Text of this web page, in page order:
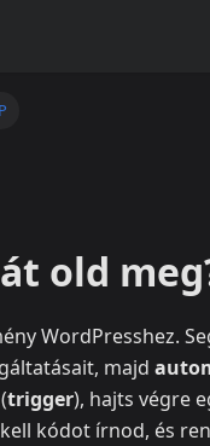
old
WordPresshez.
majd
trigger), hajts végre
kódot írnod, és